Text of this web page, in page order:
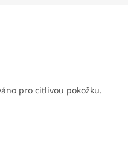
pro citlivou pokožku.